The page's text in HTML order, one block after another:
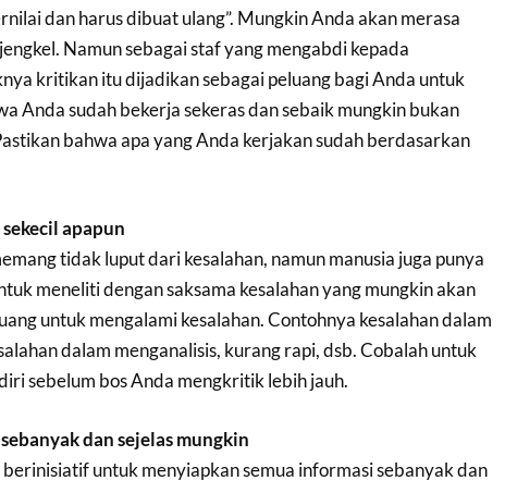
dan harus dibuat ulang”. Mungkin Anda akan merasa
Namun sebagai staf yang mengabdi kepada
kritikan itu dijadikan sebagai peluang bagi Anda untuk
Anda sudah bekerja sekeras dan sebaik mungkin bukan
bahwa apa yang Anda kerjakan sudah berdasarkan
apapun
tidak luput dari kesalahan, namun manusia juga punya
meneliti dengan saksama kesalahan yang mungkin akan
untuk mengalami kesalahan. Contohnya kesalahan dalam
dalam menganalisis, kurang rapi, dsb. Cobalah untuk
sebelum bos Anda mengkritik lebih jauh.
dan sejelas mungkin
untuk menyiapkan semua informasi sebanyak dan